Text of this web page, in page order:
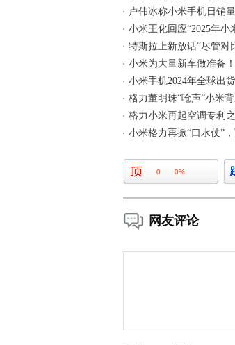
卢伟冰称小米手机日销
小米王化回应“2025年小
特斯拉上新放话“尽管对
小米为大量新车做准备
小米手机2024年全球出
格力董明珠“呛声”小米
格力小米再起空调专利
小米格力再掀“口水仗”
0 0%
网友评论